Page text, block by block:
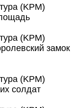
(KPM)
(KPM)
замок
(KPM)
солдат